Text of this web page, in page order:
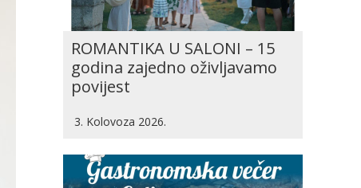
ROMANTIKA U SALONI – 15
godina zajedno oživljavamo
povijest
3. Kolovoza 2026.